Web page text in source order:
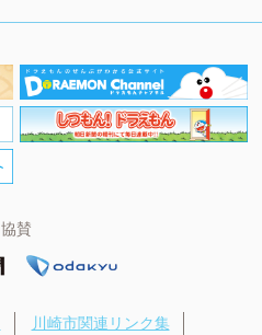
協賛
川崎市関連リンク集